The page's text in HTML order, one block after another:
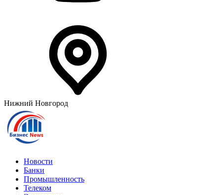
Нижний Новгород
Новости
Банки
Промышленность
Телеком